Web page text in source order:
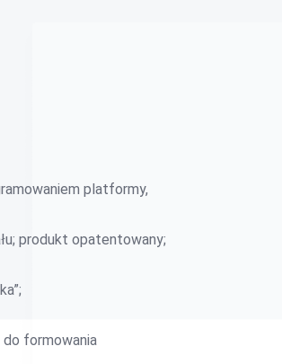
platformy,
produkt opatentowany;
do formowania